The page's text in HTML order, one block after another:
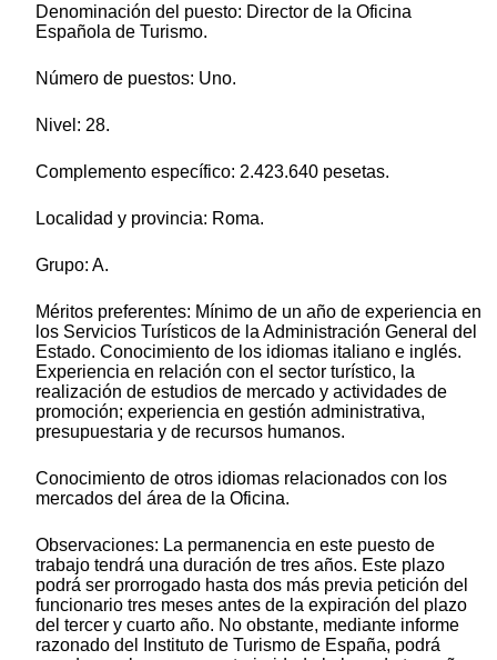
Denominación del puesto: Director de la Oficina
Española de Turismo.
Número de puestos: Uno.
Nivel: 28.
Complemento específico: 2.423.640 pesetas.
Localidad y provincia: Roma.
Grupo: A.
Méritos preferentes: Mínimo de un año de experiencia en
los Servicios Turísticos de la Administración General del
Estado. Conocimiento de los idiomas italiano e inglés.
Experiencia en relación con el sector turístico, la
realización de estudios de mercado y actividades de
promoción; experiencia en gestión administrativa,
presupuestaria y de recursos humanos.
Conocimiento de otros idiomas relacionados con los
mercados del área de la Oficina.
Observaciones: La permanencia en este puesto de
trabajo tendrá una duración de tres años. Este plazo
podrá ser prorrogado hasta dos más previa petición del
funcionario tres meses antes de la expiración del plazo
del tercer y cuarto año. No obstante, mediante informe
razonado del Instituto de Turismo de España, podrá